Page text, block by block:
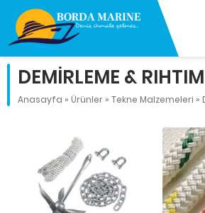
DEMİRLEME & RIHTIM
Anasayfa » Ürünler » Tekne Malzemeleri »